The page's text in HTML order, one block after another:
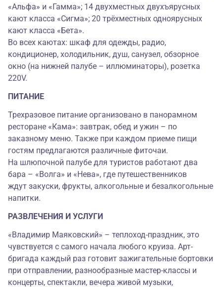
«Альфа» и «Гамма»; 14 двухместных двухъярусных
кают класса «Сигма»; 20 трёхместных одноярусных
кают класса «Бета».
Во всех каютах: шкаф для одежды, радио,
кондиционер, холодильник, душ, санузел, обзорное
окно (на нижней палубе – иллюминаторы), розетка
220V.
ПИТАНИЕ
Трехразовое питание организовано в панорамном
ресторане «Кама»: завтрак, обед и ужин – по
заказному меню. Также при каждом приеме пищи
гостям предлагаются различные фиточаи.
На шлюпочной палубе для туристов работают два
бара – «Волга» и «Нева», где путешественников
ждут закуски, фрукты, алкогольные и безалкогольные
напитки.
РАЗВЛЕЧЕНИЯ И УСЛУГИ
«Владимир Маяковский» – теплоход-праздник, это
чувствуется с самого начала любого круиза. Арт-
бригада каждый раз готовит зажигательные бортовки
при отправлении, разнообразные мастер-классы и
концерты, спектакли, вечера живой музыки,